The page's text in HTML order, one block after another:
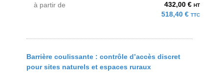
à partir de 432,00 € HT
518,40 € TTC
Barrière coulissante : contrôle d’accès discret
pour sites naturels et espaces ruraux